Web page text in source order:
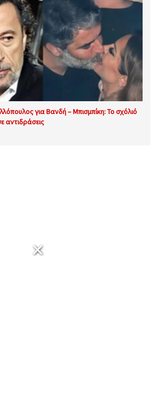
για Βανδή – Μπισμπίκη: Το σχόλιό
αντιδράσεις